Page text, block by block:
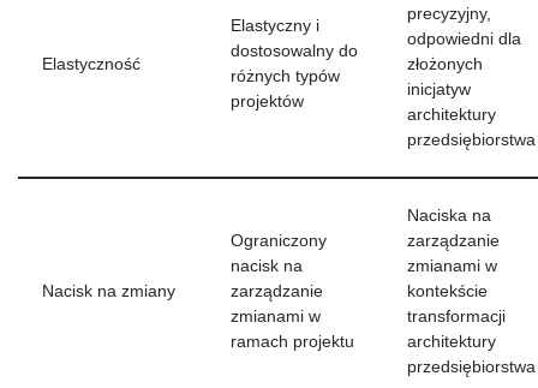
Elastyczność
Elastyczny i
dostosowalny do
różnych typów
projektów
precyzyjny,
odpowiedni dla
złożonych
inicjatyw
architektury
przedsiębiorstwa
Nacisk na zmiany
Ograniczony
nacisk na
zarządzanie
zmianami w
ramach projektu
Naciska na
zarządzanie
zmianami w
kontekście
transformacji
architektury
przedsiębiorstwa